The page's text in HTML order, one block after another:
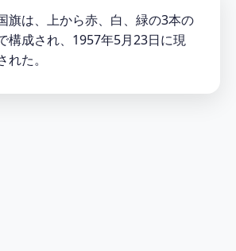
旗は、上から赤、白、緑の3本の
構成され、1957年5月23日に現
た。